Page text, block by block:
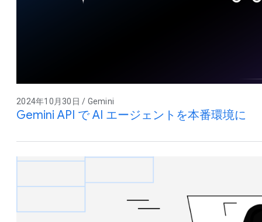
2024年10月30日 / Gemini
Gemini API で AI エージェントを本番環境に